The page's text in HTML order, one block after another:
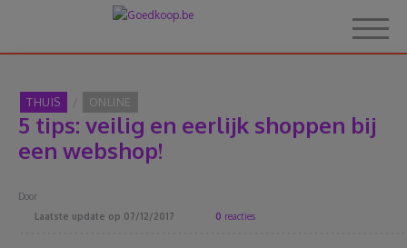
Home
Over Goedkoop.be
THUIS ONLINE
5 tips: veilig en eerlijk shoppen bij
een webshop!
Door
Laatste update op 07/12/2017 0 reacties